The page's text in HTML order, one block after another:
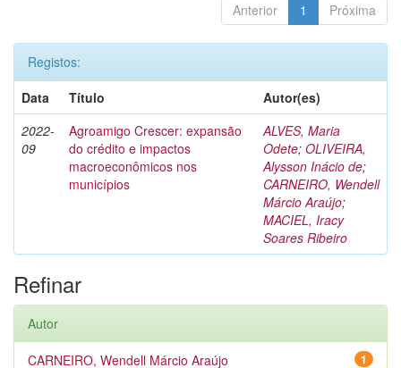
Anterior 1 Próxima
Registos:
Data
Título
Autor(es)
2022-
09
Agroamigo Crescer: expansão
do crédito e impactos
macroeconômicos nos
municípios
ALVES, Maria
Odete; OLIVEIRA,
Alysson Inácio de;
CARNEIRO, Wendell
Márcio Araújo;
MACIEL, Iracy
Soares Ribeiro
Refinar
Autor
1
CARNEIRO, Wendell Márcio Araújo